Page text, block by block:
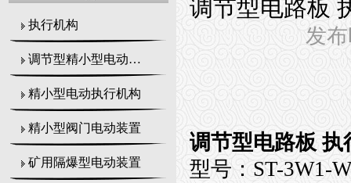
执行机构
调节型精小型电动执行器
精小型电动执行机构
精小型阀门电动装置
矿用隔爆型电动装置
调节型电路板
发
调节型电路板 执
型号：ST-3W1-